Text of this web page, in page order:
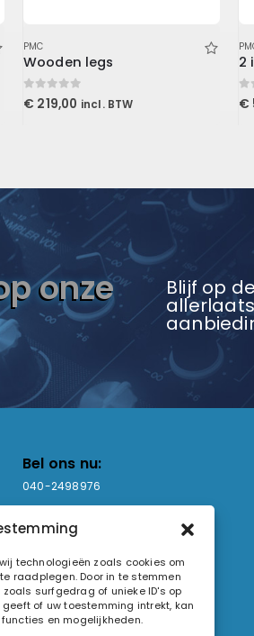
technologieën zoals cookies om
raadplegen. Door in te stemmen
surfgedrag of unieke ID's op
of uw toestemming intrekt, kan
en mogelijkheden.
PMC
Wooden legs
0out of 5
€ 219,00 incl. BTW 0
€
onze
Blijf op
Bel ons nu:
040-2498976
Openingstijden:
Ma - Vr: 09:00-17:00
Za: Enkel op afspraak